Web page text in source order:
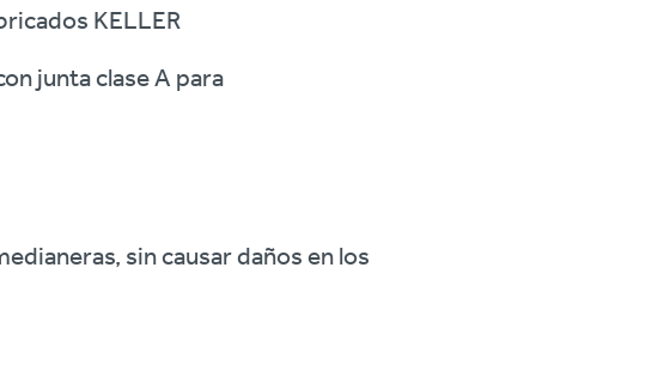
KELLER
junta clase A para
sin causar daños en los